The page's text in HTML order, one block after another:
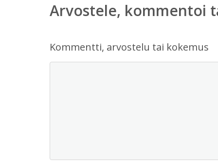
Arvostele, kommentoi
Kommentti, arvostelu tai kokemus